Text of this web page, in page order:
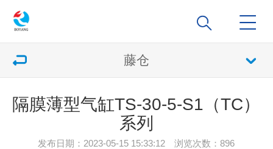
藤仓
隔膜薄型气缸TS-30-5-S1（TC）
系列
发布日期：2023-05-15 15:33:12 浏览次数：896